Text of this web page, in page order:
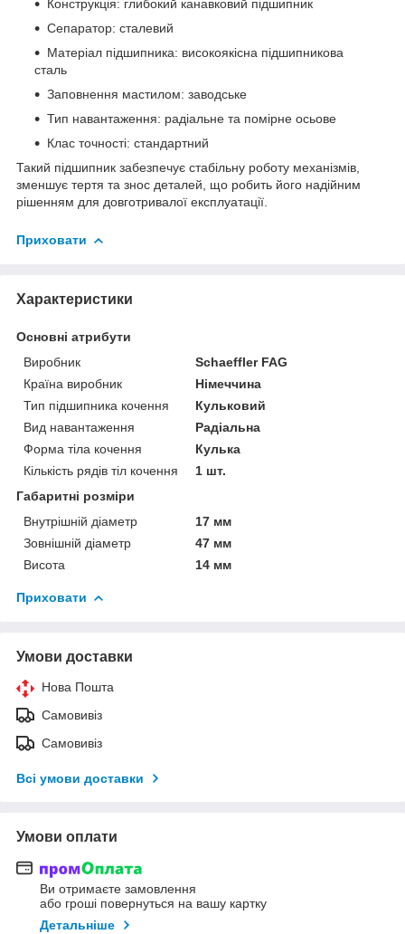
Конструкція: глибокий канавковий підшипник
Сепаратор: сталевий
Матеріал підшипника: високоякісна підшипникова
сталь
Заповнення мастилом: заводське
Тип навантаження: радіальне та помірне осьове
Клас точності: стандартний
Такий підшипник забезпечує стабільну роботу механізмів,
зменшує тертя та знос деталей, що робить його надійним
рішенням для довготривалої експлуатації.
Приховати
Характеристики
Основні атрибути
Виробник
Schaeffler FAG
Країна виробник
Німеччина
Тип підшипника кочення
Кульковий
Вид навантаження
Радіальна
Форма тіла кочення
Кулька
Кількість рядів тіл кочення
1 шт.
Габаритні розміри
Внутрішній діаметр
17 мм
Зовнішній діаметр
47 мм
Висота
14 мм
Приховати
Умови доставки
Нова Пошта
Самовивіз
Самовивіз
Всі умови доставки
Умови оплати
Ви отримаєте замовлення
або гроші повернуться на вашу картку
Детальніше